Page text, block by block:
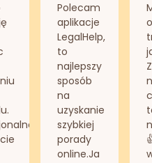
Polecam
aplikacje
LegalHelp,
to
najlepszy
sposób
na
uzyskanie
szybkiej
porady
online.Ja